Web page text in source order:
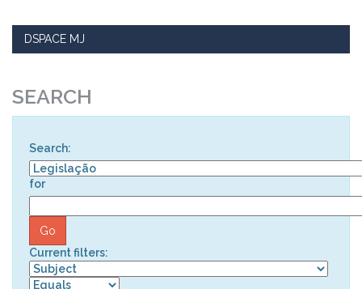
DSPACE MJ
SEARCH
Search:
for
Current filters: